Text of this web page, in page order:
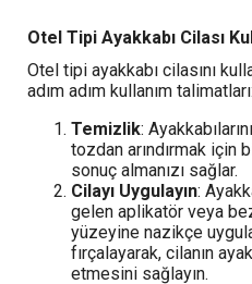
Otel Tipi Ayakkabı Cilası
Otel tipi ayakkabı cilasını
adım adım kullanım talimatları:
Temizlik:
tozdan arındırmak için
sonuç almanızı sağlar.
Cilayı Uygulayın:
gelen aplikatör veya bez
yüzeyine nazikçe
fırçalayarak, cilanın
etmesini sağlayın.